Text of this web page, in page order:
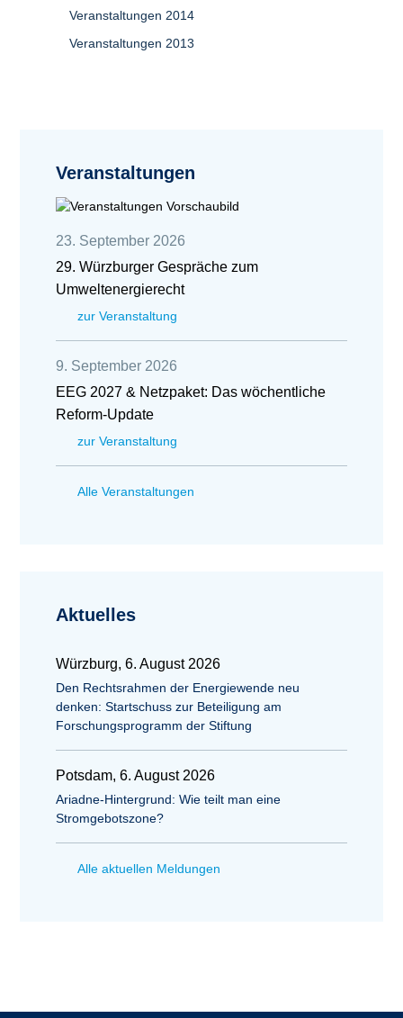
Veranstaltungen 2014
Veranstaltungen 2013
Veranstaltungen
23. September 2026
29. Würzburger Gespräche zum
Umweltenergierecht
zur Veranstaltung
9. September 2026
EEG 2027 & Netzpaket: Das wöchentliche
Reform-Update
zur Veranstaltung
Alle Veranstaltungen
Aktuelles
Würzburg, 6. August 2026
Den Rechtsrahmen der Energiewende neu
denken: Startschuss zur Beteiligung am
Forschungsprogramm der Stiftung
Potsdam, 6. August 2026
Ariadne-Hintergrund: Wie teilt man eine
Stromgebotszone?
Alle aktuellen Meldungen